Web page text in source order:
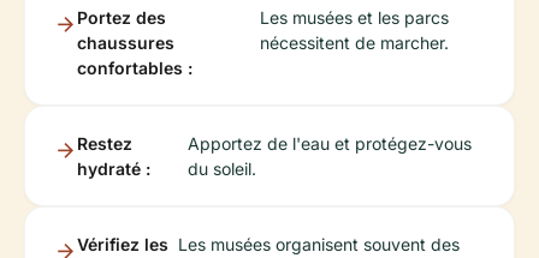
Portez des
chaussures
confortables :
Les musées et les parcs
nécessitent de marcher.
Restez
hydraté :
Apportez de l'eau et protégez-vous
du soleil.
Vérifiez les Les musées organisent souvent des